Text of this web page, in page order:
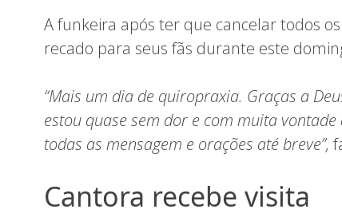
A funkeira após ter que cancelar todos
recado para seus fãs durante este
“Mais um dia de quiropraxia. Graças a
estou quase sem dor e com muita
todas as mensagem e orações até breve”,
Cantora recebe visita